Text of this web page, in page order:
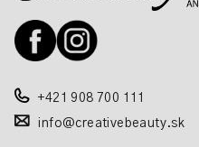
+421 908 700 111
info@creativebeauty.sk